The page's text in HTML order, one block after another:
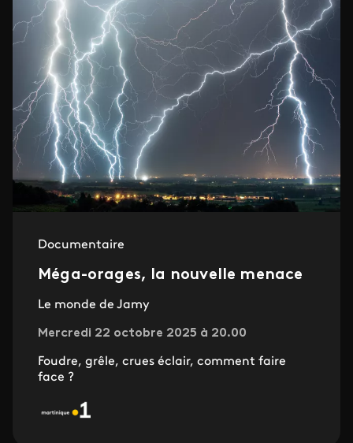
Documentaire
Méga-orages, la nouvelle menace
Le monde de Jamy
Mercredi 22 octobre 2025 à 20.00
Foudre, grêle, crues éclair, comment faire
face ?